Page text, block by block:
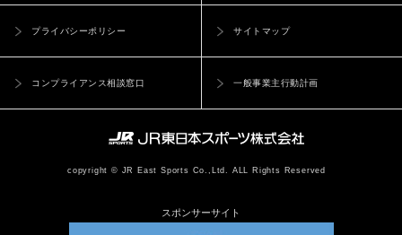
copyright © JR East Sports Co.,Ltd. ALL Rights Reserved
プライバシーポリシー サイトマップ
コンプライアンス相談窓口 一般事業主行動計画
スポンサーサイト